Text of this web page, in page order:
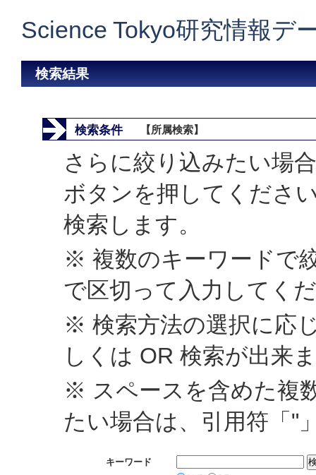
Science Tokyo研究情報デ
検索結果
検索条件 【所属検索】
さらに絞り込みたい場
ボタンを押してくださ
検索します。
※ 複数のキーワードで
で区切って入力してく
※ 検索方法の選択に応
しくは OR 検索が出来
※ スペースを含めた複
たい場合は、引用符「"
キーワード